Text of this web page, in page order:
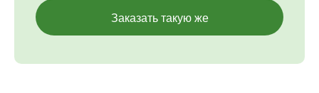
Заказать такую же